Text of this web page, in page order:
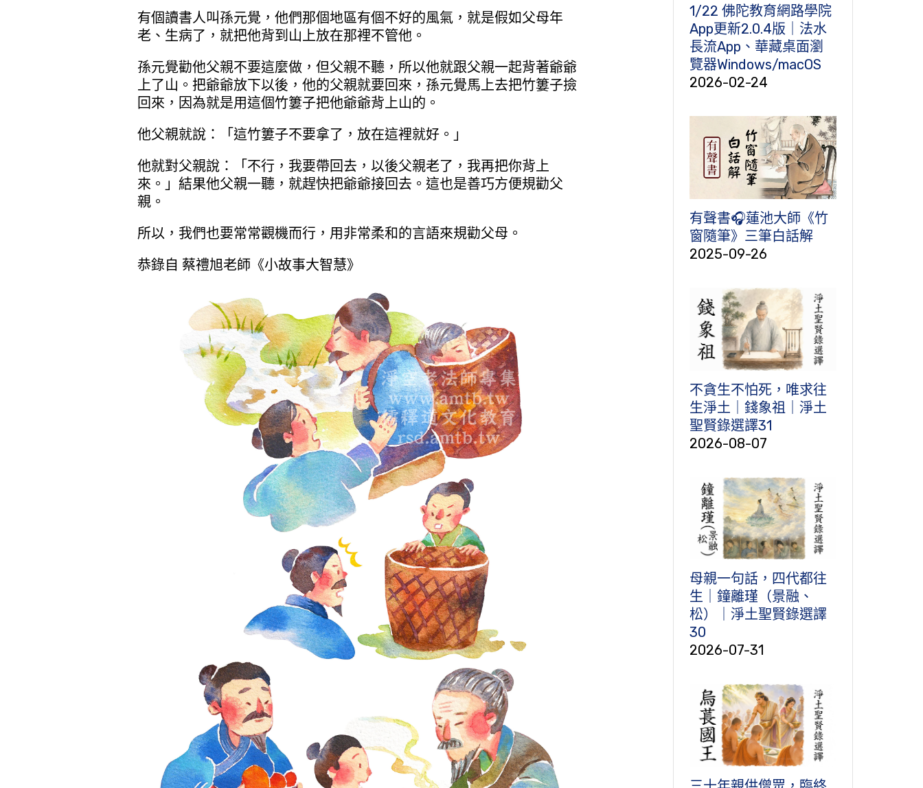
有個讀書人叫孫元覺，他們那個地區有個不好的風氣，就是假如父母年
老、生病了，就把他背到山上放在那裡不管他。
孫元覺勸他父親不要這麼做，但父親不聽，所以他就跟父親一起背著爺爺
上了山。把爺爺放下以後，他的父親就要回來，孫元覺馬上去把竹簍子撿
回來，因為就是用這個竹簍子把他爺爺背上山的。
他父親就說：「這竹簍子不要拿了，放在這裡就好。」
他就對父親說：「不行，我要帶回去，以後父親老了，我再把你背上
來。」結果他父親一聽，就趕快把爺爺接回去。這也是善巧方便規勸父
親。
所以，我們也要常常觀機而行，用非常柔和的言語來規勸父母。
恭錄自 蔡禮旭老師《小故事大智慧》
1/22 佛陀教育網路學院
App更新2.0.4版｜法水
長流App、華藏桌面瀏
覽器Windows/macOS
2026-02-24
有聲書🎧蓮池大師《竹
窗隨筆》三筆白話解
2025-09-26
不貪生不怕死，唯求往
生淨土｜錢象祖｜淨土
聖賢錄選譯31
2026-08-07
母親一句話，四代都往
生｜鐘離瑾（景融、
松）｜淨土聖賢錄選譯
30
2026-07-31